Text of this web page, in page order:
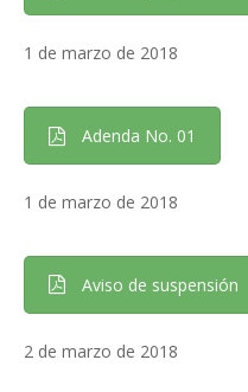
1 de marzo de 2018
Adenda No. 01
1 de marzo de 2018
Aviso de suspensión
2 de marzo de 2018